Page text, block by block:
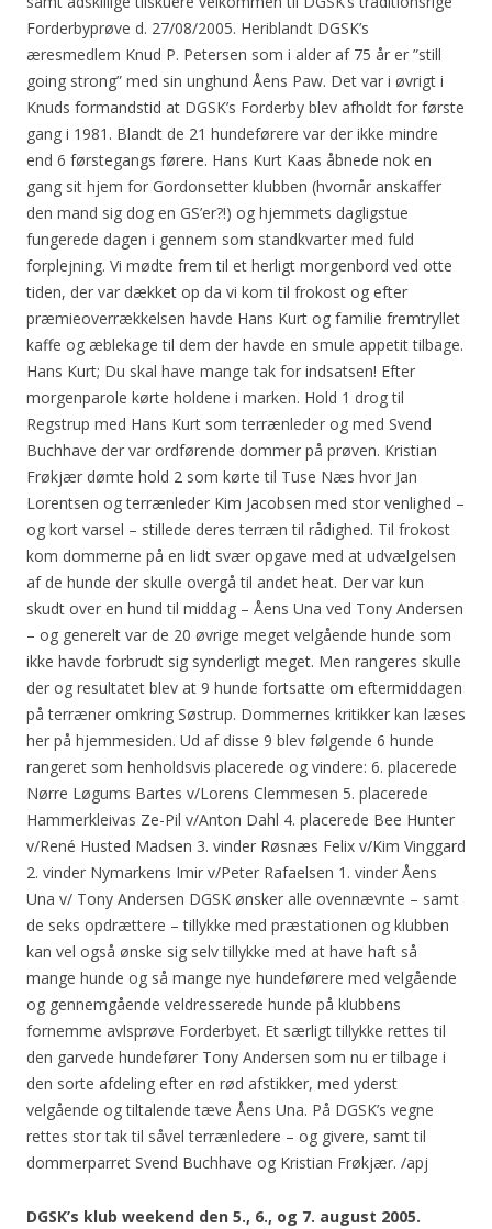
Forderbyprøve d. 27/08/2005. Heriblandt DGSK’s
æresmedlem Knud P. Petersen som i alder af 75 år er ”still
going strong” med sin unghund Åens Paw. Det var i øvrigt i
Knuds formandstid at DGSK’s Forderby blev afholdt for første
gang i 1981. Blandt de 21 hundeførere var der ikke mindre
end 6 førstegangs førere. Hans Kurt Kaas åbnede nok en
gang sit hjem for Gordonsetter klubben (hvornår anskaffer
den mand sig dog en GS’er?!) og hjemmets dagligstue
fungerede dagen i gennem som standkvarter med fuld
forplejning. Vi mødte frem til et herligt morgenbord ved otte
tiden, der var dækket op da vi kom til frokost og efter
præmieoverrækkelsen havde Hans Kurt og familie fremtryllet
kaffe og æblekage til dem der havde en smule appetit tilbage.
Hans Kurt; Du skal have mange tak for indsatsen! Efter
morgenparole kørte holdene i marken. Hold 1 drog til
Regstrup med Hans Kurt som terrænleder og med Svend
Buchhave der var ordførende dommer på prøven. Kristian
Frøkjær dømte hold 2 som kørte til Tuse Næs hvor Jan
Lorentsen og terrænleder Kim Jacobsen med stor venlighed –
og kort varsel – stillede deres terræn til rådighed. Til frokost
kom dommerne på en lidt svær opgave med at udvælgelsen
af de hunde der skulle overgå til andet heat. Der var kun
skudt over en hund til middag – Åens Una ved Tony Andersen
– og generelt var de 20 øvrige meget velgående hunde som
ikke havde forbrudt sig synderligt meget. Men rangeres skulle
der og resultatet blev at 9 hunde fortsatte om eftermiddagen
på terræner omkring Søstrup. Dommernes kritikker kan læses
her på hjemmesiden. Ud af disse 9 blev følgende 6 hunde
rangeret som henholdsvis placerede og vindere: 6. placerede
Nørre Løgums Bartes v/Lorens Clemmesen 5. placerede
Hammerkleivas Ze-Pil v/Anton Dahl 4. placerede Bee Hunter
v/René Husted Madsen 3. vinder Røsnæs Felix v/Kim Vinggard
2. vinder Nymarkens Imir v/Peter Rafaelsen 1. vinder Åens
Una v/ Tony Andersen DGSK ønsker alle ovennævnte – samt
de seks opdrættere – tillykke med præstationen og klubben
kan vel også ønske sig selv tillykke med at have haft så
mange hunde og så mange nye hundeførere med velgående
og gennemgående veldresserede hunde på klubbens
fornemme avlsprøve Forderbyet. Et særligt tillykke rettes til
den garvede hundefører Tony Andersen som nu er tilbage i
den sorte afdeling efter en rød afstikker, med yderst
velgående og tiltalende tæve Åens Una. På DGSK’s vegne
rettes stor tak til såvel terrænledere – og givere, samt til
dommerparret Svend Buchhave og Kristian Frøkjær. /apj
DGSK’s klub weekend den 5., 6., og 7. august 2005.